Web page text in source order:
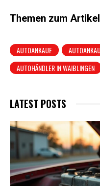
Themen zum Artikel
AUTOANKAUF
AUTOHÄNDLER IN WAIBLINGEN
LATEST POSTS